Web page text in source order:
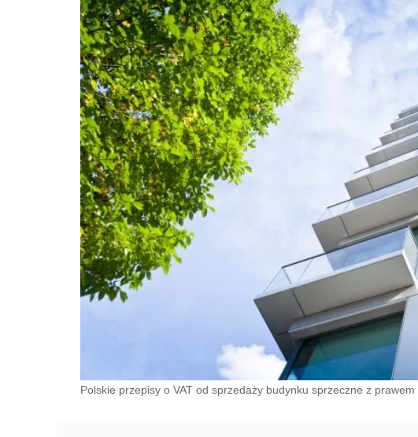
Polskie przepisy o VAT od sprzedaży budynku sprzeczne z prawem